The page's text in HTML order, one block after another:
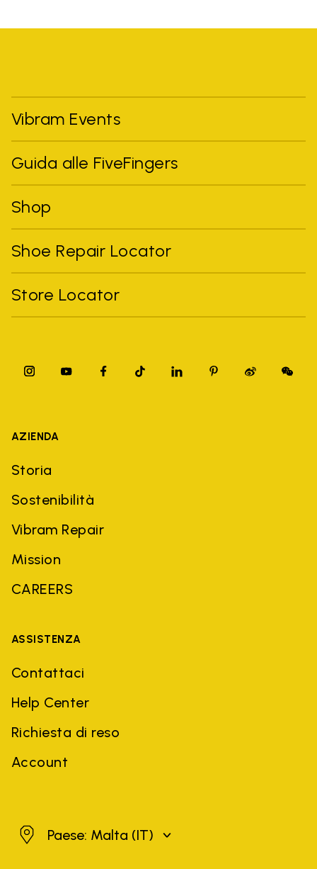
Vibram Events
Guida alle FiveFingers
Shop
Shoe Repair Locator
Store Locator
AZIENDA
Storia
Sostenibilità
Vibram Repair
Mission
CAREERS
ASSISTENZA
Contattaci
Help Center
Richiesta di reso
Account
MaltaPaese: Malta (IT)